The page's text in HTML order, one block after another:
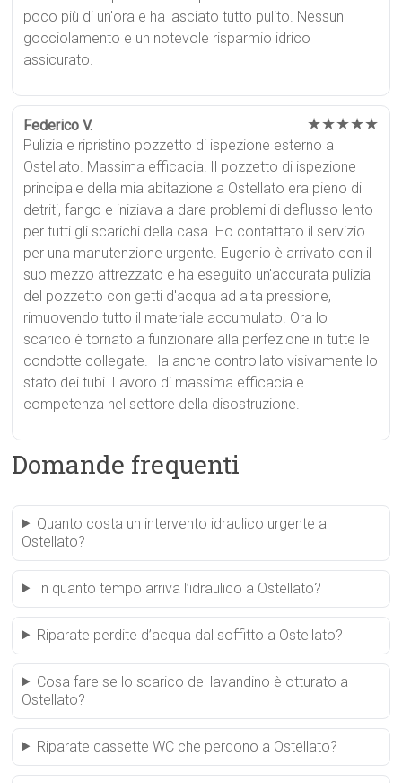
poco più di un'ora e ha lasciato tutto pulito. Nessun
gocciolamento e un notevole risparmio idrico
assicurato.
Federico V. ★★★★★
Pulizia e ripristino pozzetto di ispezione esterno a
Ostellato. Massima efficacia! Il pozzetto di ispezione
principale della mia abitazione a Ostellato era pieno di
detriti, fango e iniziava a dare problemi di deflusso lento
per tutti gli scarichi della casa. Ho contattato il servizio
per una manutenzione urgente. Eugenio è arrivato con il
suo mezzo attrezzato e ha eseguito un'accurata pulizia
del pozzetto con getti d'acqua ad alta pressione,
rimuovendo tutto il materiale accumulato. Ora lo
scarico è tornato a funzionare alla perfezione in tutte le
condotte collegate. Ha anche controllato visivamente lo
stato dei tubi. Lavoro di massima efficacia e
competenza nel settore della disostruzione.
Domande frequenti
Quanto costa un intervento idraulico urgente a
Ostellato?
In quanto tempo arriva l’idraulico a Ostellato?
Riparate perdite d’acqua dal soffitto a Ostellato?
Cosa fare se lo scarico del lavandino è otturato a
Ostellato?
Riparate cassette WC che perdono a Ostellato?